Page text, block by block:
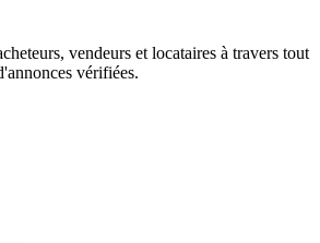
vendeurs et locataires à travers tout
vérifiées.